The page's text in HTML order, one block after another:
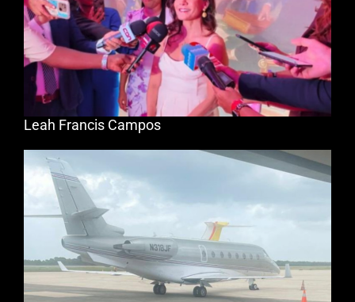
Leah Francis Campos